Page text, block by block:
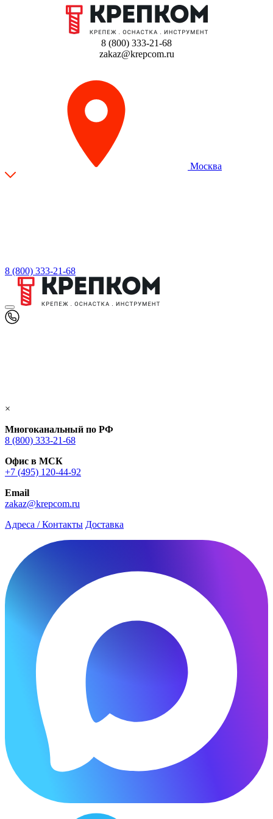
8 (800) 333-21-68
zakaz@krepcom.ru
Москва
8 (800) 333-21-68
×
Многоканальный по РФ
8 (800) 333‑21-68
Офис в МСК
+7 (495) 120-44-92
Email
zakaz@krepcom.ru
Адреса / Контакты Доставка